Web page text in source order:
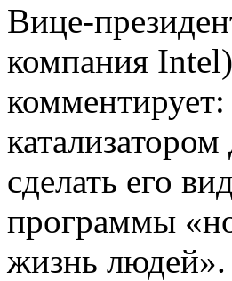
Вице-
компания
комментирует:
сделать его
программы
жизнь людей».